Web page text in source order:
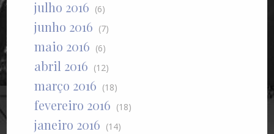
julho 2016 (6)
junho 2016 (7)
maio 2016 (6)
abril 2016 (12)
março 2016 (18)
fevereiro 2016 (18)
janeiro 2016 (14)